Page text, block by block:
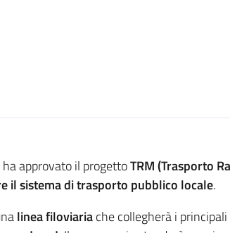
approvato il progettoTRM (Trasporto
il sistema di trasporto pubblico locale.
linea filoviariache collegherà i